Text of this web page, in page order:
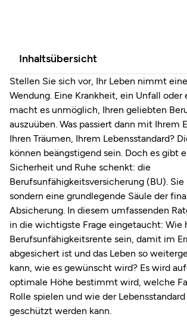
Inhaltsübersicht
Stellen Sie sich vor, Ihr Leben nimmt
Wendung. Eine Krankheit, ein Unfall oder
macht es unmöglich, Ihren geliebten
auszuüben. Was passiert dann mit Ihrem
Ihren Träumen, Ihrem Lebensstandard?
können beängstigend sein. Doch es gibt
Sicherheit und Ruhe schenkt: die
Berufsunfähigkeitsversicherung (BU). Sie
sondern eine grundlegende Säule der
Absicherung. In diesem umfassenden
in die wichtigste Frage eingetaucht: Wie
Berufsunfähigkeitsrente sein, damit im
abgesichert ist und das Leben so
kann, wie es gewünscht wird? Es wird
optimale Höhe bestimmt wird, welche
Rolle spielen und wie der
geschützt werden kann.